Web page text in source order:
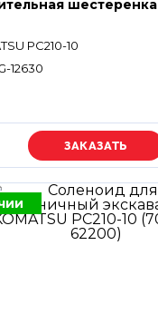
шестеренка
PC210-10
12630
Уточняйте цену